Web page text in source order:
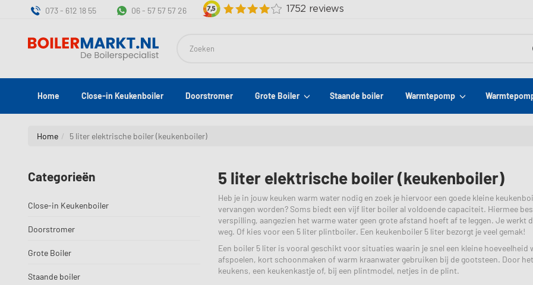
073 - 612 18 55 06 - 57 57 57 26
Home Close-in Keukenboiler Doorstromer Grote Boiler Staande boiler Warmtepomp
Home 5 liter elektrische boiler (keukenboiler)
Categorieën
Close-in Keukenboiler
Doorstromer
Grote Boiler
Staande boiler
5 liter elektrische boiler (keukenboiler)
Heb je in jouw keuken warm water nodig en zoek je hiervoor een goede kleine
vervangen worden? Soms biedt een vijf liter boiler al voldoende capaciteit. Hiermee
verspilling, aangezien het warme water geen grote afstand hoeft af te leggen. Je
weg. Of kies voor een 5 liter plintboiler. Een keukenboiler 5 liter bezorgt je veel gemak!
Een boiler 5 liter is vooral geschikt voor situaties waarin je snel een kleine
afspoelen, kort schoonmaken of warm kraanwater gebruiken bij de gootsteen. Door
keukens, een keukenkastje of, bij een plintmodel, netjes in de plint.